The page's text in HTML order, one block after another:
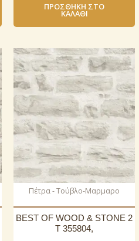
ΠΡΟΣΘΉΚΗ ΣΤΟ
ΚΑΛΆΘΙ
Πέτρα - Τούβλο-Μαρμαρο
BEST OF WOOD & STONE 2
T 355804,